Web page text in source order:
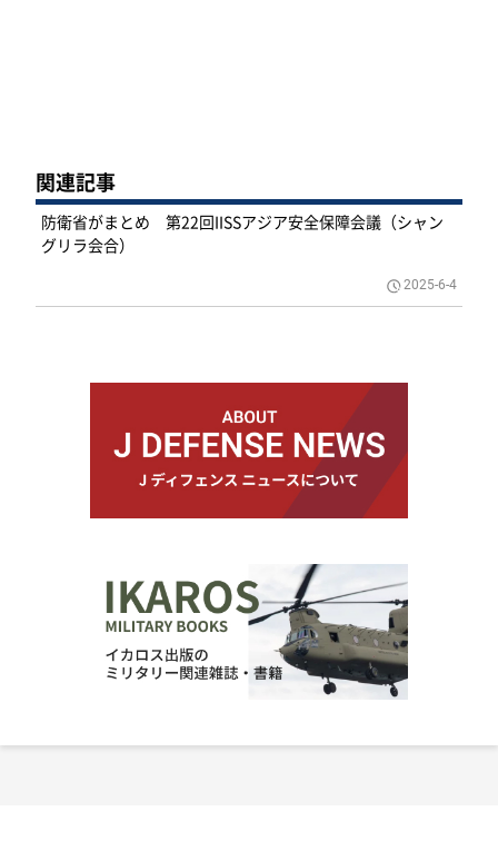
関連記事
防衛省がまとめ 第22回IISSアジア安全保障会議（シャン
グリラ会合）
2025-6-4